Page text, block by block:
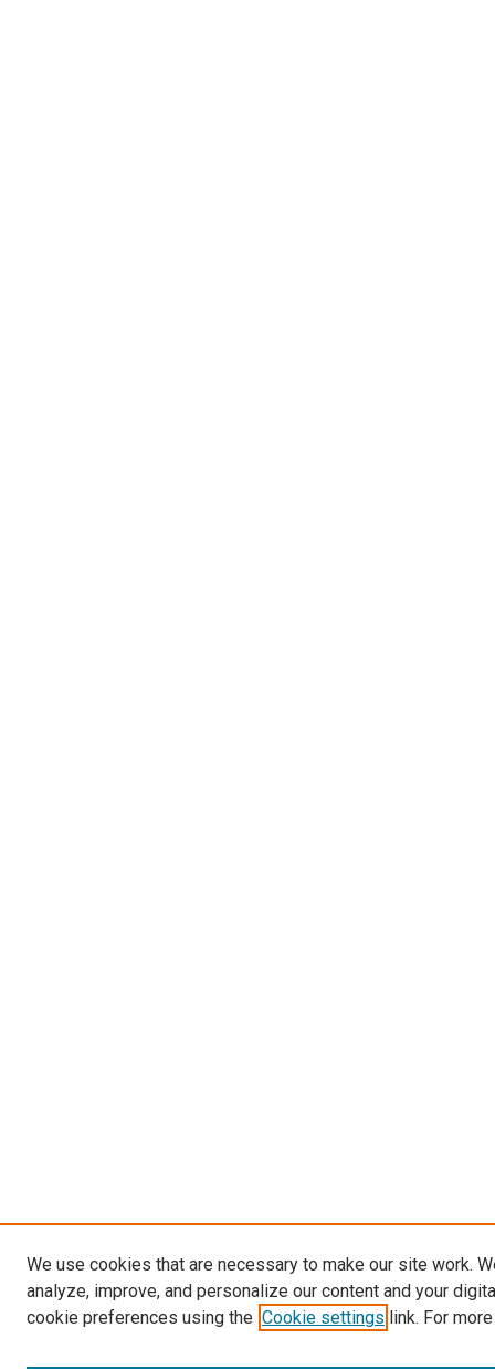
We use cookies that are necessary to make our site work.
analyze, improve, and personalize our content and your
cookie preferences using the Cookie settings link. For